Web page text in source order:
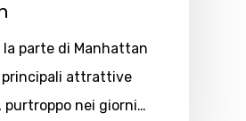
la parte di Manhattan
principali attrattive
purtroppo nei giorni…